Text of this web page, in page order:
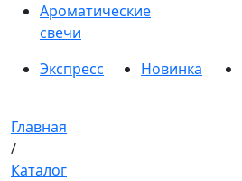
Ароматические
свечи
Экспресс
Новинка
Главная
/
Каталог